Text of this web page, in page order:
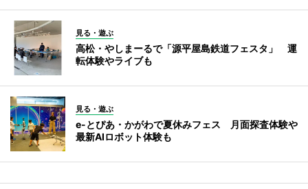
見る・遊ぶ
高松・やしまーるで「源平屋島鉄道フェスタ」 運
転体験やライブも
見る・遊ぶ
e-とぴあ・かがわで夏休みフェス 月面探査体験や
最新AIロボット体験も